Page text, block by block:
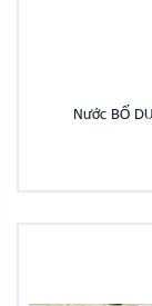
Nước BỔ